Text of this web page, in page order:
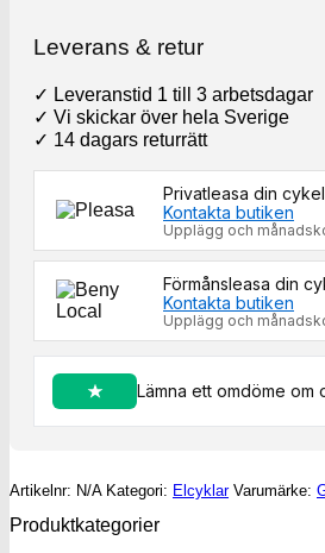
Leverans & retur
✓ Leveranstid 1 till 3 arbetsdagar
✓ Vi skickar över hela Sverige
✓ 14 dagars returrätt
Privatleasa din
Kontakta butiken
Upplägg och
Förmånsleasa din
Kontakta butiken
Upplägg och
Lämna ett omdöme om
Artikelnr: N/A Kategori: Elcyklar Varumärke:
Produktkategorier